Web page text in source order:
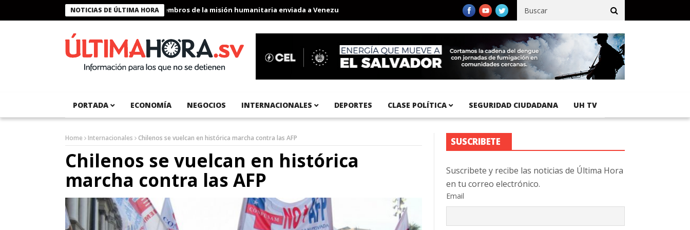
NOTICIAS DE ÚLTIMA HORA
Presidente Bukele condecora a miembros de la misión humanitaria enviada a Venezuela Aeropuerto Internacional del Pacífico registra 92 % de avance en obras de terracería
PORTADA ECONOMÍA NEGOCIOS INTERNACIONALES DEPORTES CLASE POLÍTICA SEGURIDAD CIUDADANA UH TV
Home Internacionales Chilenos se vuelcan en histórica marcha contra las AFP
Chilenos se vuelcan en histórica
marcha contra las AFP
SUSCRIBETE
Suscribete y recibe las noticias de Última Hora
en tu correo electrónico.
Email